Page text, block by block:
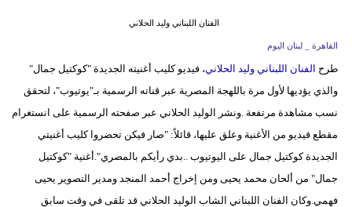
أزياء
إسلامية
علوم
وتكنولوجيا
الفنان اللبناني وليد الحلاني
القاهرة _ لبنان اليوم
طرح الفنان اللبناني وليد الحلاني، فيديو كليب أغنيته الجديدة "كوكتيل جمال"
والذي يؤديها لأول مرة باللهجة المصرية عبر قناته الرسمية بـ"يوتيوب"، لتحقق
نسب مشاهدة مرتفعة .ونشر الوليد الحلاني عبر صفحته الرسمية على انستغرام
مقطع فيديو من الأغنية وعلق عليها، قائلاً: "صار فيكن تحضروا كليب أغنيتي
الجديدة كوكتيل جمال على اليوتيوب ..بدي رأيكم بالمصري".أغنية "كوكتيل
جمال" من ألحان محمد يحيى ومن إخراج أحمد المنجد ومدير التصوير يحيى
فهمي.وكان الفنان اللبناني الشاب الوليد الحلاني قد تلقى في وقت سابق